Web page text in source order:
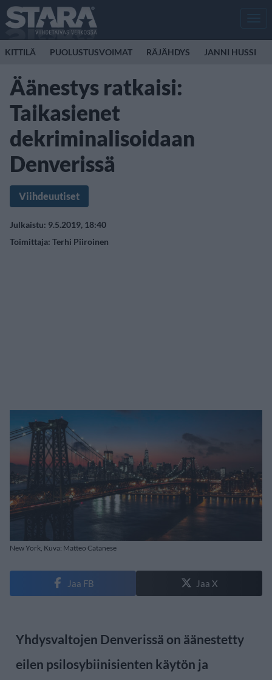
KITTILÄ PUOLUSTUSVOIMAT RÄJÄHDYS JANNI HUSSI
Äänestys ratkaisi:
Taikasienet
dekriminalisoidaan
Denverissä
Viihdeuutiset
Julkaistu: 9.5.2019, 18:40
Toimittaja: Terhi Piiroinen
New York, Kuva: Matteo Catanese
Jaa FB Jaa X
Yhdysvaltojen Denverissä on äänestetty
eilen psilosybiinisienten käytön ja